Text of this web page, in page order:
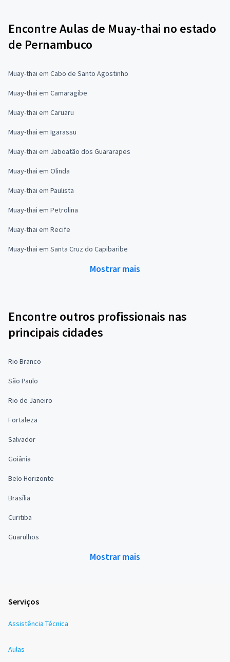
Encontre Aulas de Muay-thai no estado
de Pernambuco
Muay-thai em Cabo de Santo Agostinho
Muay-thai em Camaragibe
Muay-thai em Caruaru
Muay-thai em Igarassu
Muay-thai em Jaboatão dos Guararapes
Muay-thai em Olinda
Muay-thai em Paulista
Muay-thai em Petrolina
Muay-thai em Recife
Muay-thai em Santa Cruz do Capibaribe
Mostrar mais
Encontre outros profissionais nas
principais cidades
Rio Branco
São Paulo
Rio de Janeiro
Fortaleza
Salvador
Goiânia
Belo Horizonte
Brasília
Curitiba
Guarulhos
Mostrar mais
Serviços
Assistência Técnica
Aulas